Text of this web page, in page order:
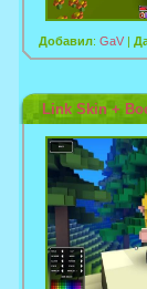
Добавил: GaV |
Link Skin +